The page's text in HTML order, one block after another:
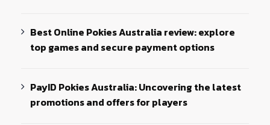
Best Online Pokies Australia review: explore
top games and secure payment options
PayID Pokies Australia: Uncovering the latest
promotions and offers for players